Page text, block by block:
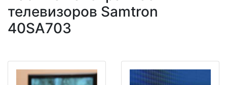
телевизоров Samtron
40SA703